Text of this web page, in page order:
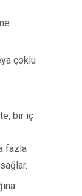
çoklu
bir iç
fazla